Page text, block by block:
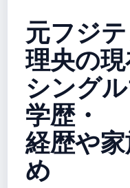
元フジ
理央の現
シング
学歴・
経歴や
め